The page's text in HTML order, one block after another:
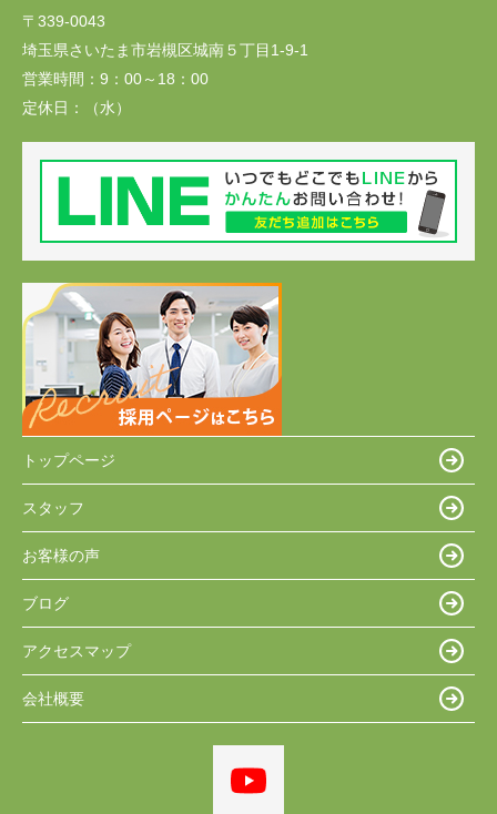
〒339-0043
埼玉県さいたま市岩槻区城南５丁目1-9-1
営業時間： 9：00～18：00
定休日：
（水）
トップページ
スタッフ
お客様の声
ブログ
アクセスマップ
会社概要